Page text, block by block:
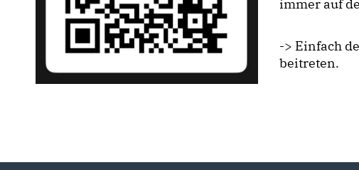
immer auf
-> Einfach
beitreten.